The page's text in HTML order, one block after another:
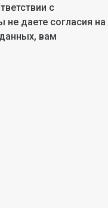
с
не даете согласия на
вам